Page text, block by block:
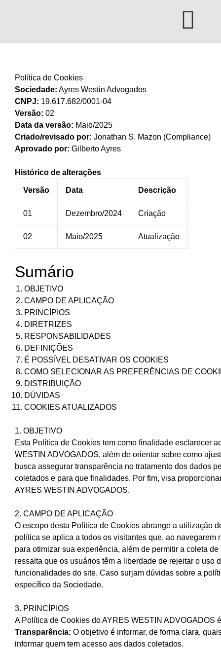
Política de Cookies
Sociedade: Ayres Westin Advogados
CNPJ: 19.617.682/0001-04
Versão: 02
Data da versão: Maio/2025
Criado/revisado por: Jonathan S. Mazon (Compliance)
Aprovado por: Gilberto Ayres
Histórico de alterações
Versão Data Descrição
01 Dezembro/2024 Criação
02 Maio/2025 Atualização
Sumário
OBJETIVO
CAMPO DE APLICAÇÃO
PRINCÍPIOS
DIRETRIZES
RESPONSABILIDADES
DEFINIÇÕES
É POSSÍVEL DESATIVAR OS COOKIES
COMO SELECIONAR AS PREFERÊNCIAS DE
DISTRIBUIÇÃO
DÚVIDAS
COOKIES ATUALIZADOS
1. OBJETIVO
Esta Política de Cookies tem como finalidade esclarecer
WESTIN ADVOGADOS, além de orientar sobre como
busca assegurar transparência no tratamento dos dados
coletados e para que finalidades. Por fim, visa
AYRES WESTIN ADVOGADOS.
2. CAMPO DE APLICAÇÃO
O escopo desta Política de Cookies abrange a utilização
política se aplica a todos os visitantes que, ao
para otimizar sua experiência, além de permitir a coleta
ressalta que os usuários têm a liberdade de rejeitar o
funcionalidades do site. Caso surjam dúvidas sobre a
específico da Sociedade.
3. PRINCÍPIOS
A Política de Cookies do AYRES WESTIN ADVOGADOS
Transparência: O objetivo é informar, de forma clara,
informar quem tem acesso aos dados coletados.